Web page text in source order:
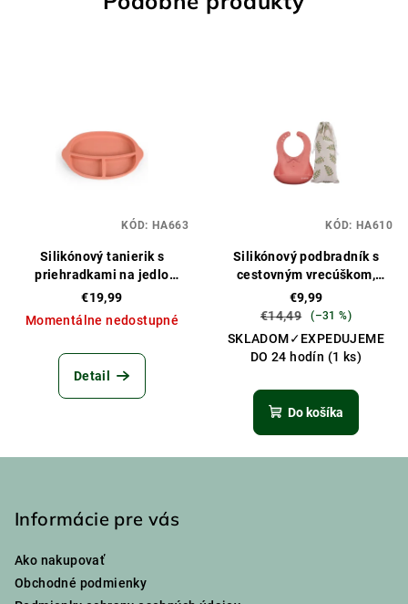
Silikónový tanierik s
priehradkami na jedlo
červená
€19,99
Momentálne nedostupné
Detail
KÓD: HA663
Silikónový podbradník s
cestovným vrecúškom,
červenohnedá
€9,99
€14,49
(–31 %)
SKLADOM✓EXPEDUJEME
DO 24 hodín (1 ks)
Do košíka
KÓD: HA610
Informácie pre vás
Ako nakupovať
Obchodné podmienky